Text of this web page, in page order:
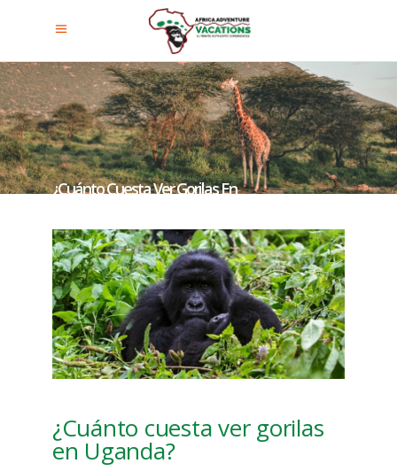
¿Cuánto Cuesta Ver Gorilas En
Uganda?
¿Cuánto cuesta ver gorilas
en Uganda?